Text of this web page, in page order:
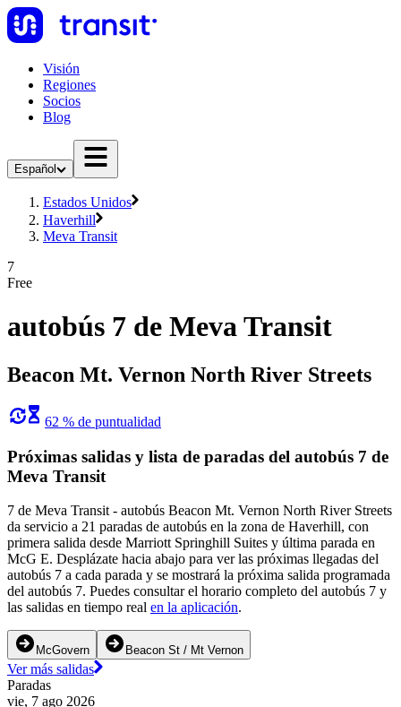
Visión
Regiones
Socios
Blog
Español
Estados Unidos
Haverhill
Meva Transit
7
Free
autobús 7 de Meva Transit
Beacon Mt. Vernon North River Streets
62 % de puntualidad
Próximas salidas y lista de paradas del autobús 7 de
Meva Transit
7 de Meva Transit - autobús Beacon Mt. Vernon North River Streets
da servicio a 21 paradas de autobús en la zona de Haverhill, con
primera salida desde Marriott Springhill Suites y última parada en
McG E. Desplázate hacia abajo para ver las próximas llegadas del
autobús 7 a cada parada y se mostrará la próxima salida programada
del autobús 7. Puedes consultar el horario completo del autobús 7 y
las salidas en tiempo real en la aplicación.
McGovern Beacon St / Mt Vernon
Ver más salidas
Paradas
vie, 7 ago 2026